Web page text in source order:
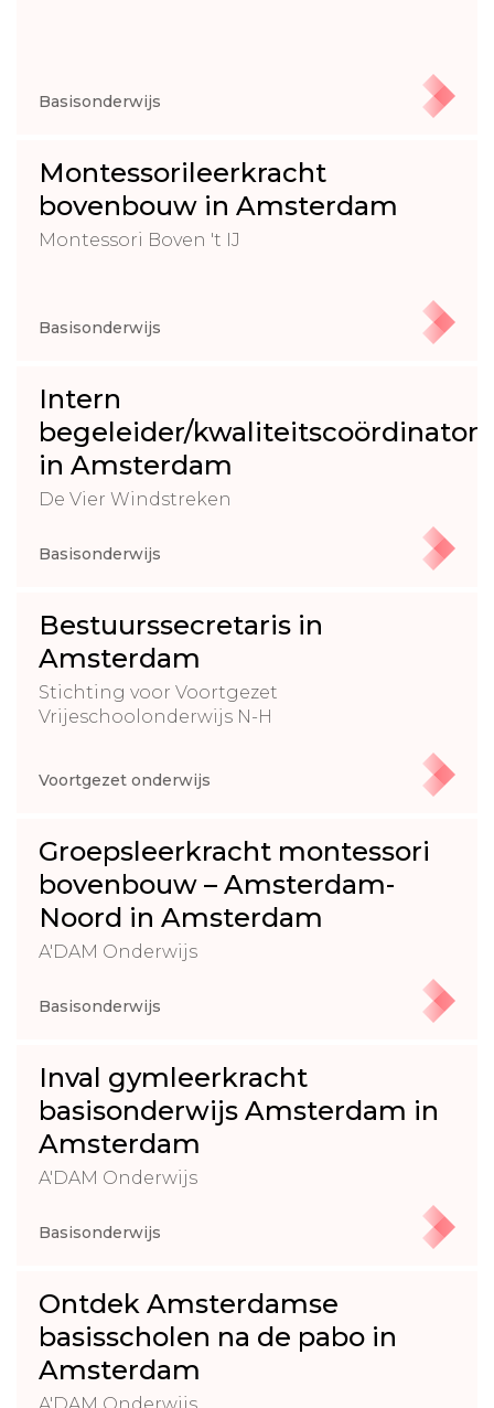
Basisonderwijs
Montessorileerkracht
bovenbouw in Amsterdam
Montessori Boven 't IJ
Basisonderwijs
Intern
begeleider/kwaliteitscoördinator
in Amsterdam
De Vier Windstreken
Basisonderwijs
Bestuurssecretaris in
Amsterdam
Stichting voor Voortgezet
Vrijeschoolonderwijs N-H
Voortgezet onderwijs
Groepsleerkracht montessori
bovenbouw – Amsterdam-
Noord in Amsterdam
A'DAM Onderwijs
Basisonderwijs
Inval gymleerkracht
basisonderwijs Amsterdam in
Amsterdam
A'DAM Onderwijs
Basisonderwijs
Ontdek Amsterdamse
basisscholen na de pabo in
Amsterdam
A'DAM Onderwijs